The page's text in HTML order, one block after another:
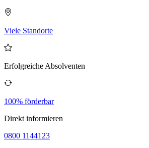
Viele Standorte
Erfolgreiche Absolventen
100% förderbar
Direkt informieren
0800 1144123